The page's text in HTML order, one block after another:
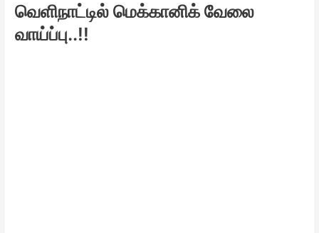
வெளிநாட்டில் மெக்கானிக் வேலை
வாய்ப்பு..!!